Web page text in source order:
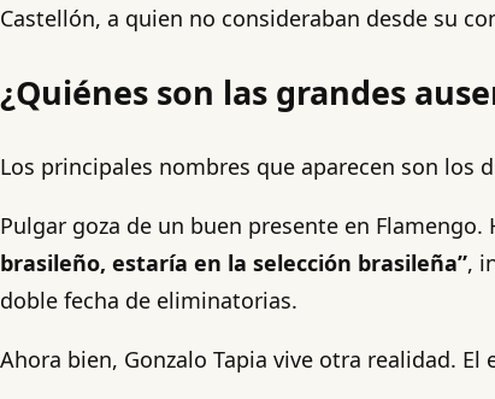
Castellón, a quien no consideraban desde su
¿Quiénes son las grandes
Los principales nombres que aparecen son los
Pulgar goza de un buen presente en
brasileño, estaría en la selección brasileña”,
doble fecha de eliminatorias.
Ahora bien, Gonzalo Tapia vive otra realidad.